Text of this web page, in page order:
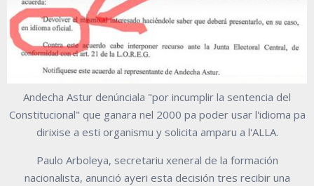
Andecha Astur denúnciala "por incumplir la sentencia del
Constitucional" que ganara nel 2000 pa poder usar l'idioma pa
dirixise a esti organismu y solicita amparu a l'ALLA.
Paulo Arboleya, secretariu xeneral de la formación
nacionalista, anunció ayeri esta decisión tres recibir una